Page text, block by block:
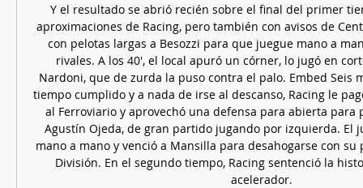
Y el resultado se abrió recién sobre el final del primer
aproximaciones de Racing, pero también con avisos de
con pelotas largas a Besozzi para que juegue mano a
rivales. A los 40', el local apuró un córner, lo jugó en
Nardoni, que de zurda la puso contra el palo. Embed Seis
tiempo cumplido y a nada de irse al descanso, Racing le
al Ferroviario y aprovechó una defensa para abierta para
Agustín Ojeda, de gran partido jugando por izquierda. El
mano a mano y venció a Mansilla para desahogarse con
División. En el segundo tiempo, Racing sentenció la
acelerador.